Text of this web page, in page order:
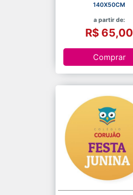
140X50CM
a partir de:
R$ 65,00
Comprar